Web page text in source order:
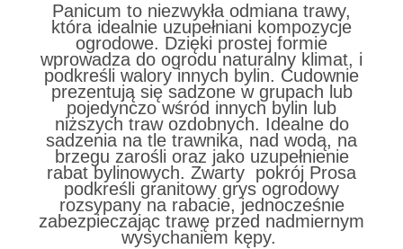
Panicum to niezwykła odmiana trawy,
która idealnie uzupełniani kompozycje
ogrodowe. Dzięki prostej formie
wprowadza do ogrodu naturalny klimat, i
podkreśli walory innych bylin. Cudownie
prezentują się sadzone w grupach lub
pojedynczo wśród innych bylin lub
niższych traw ozdobnych. Idealne do
sadzenia na tle trawnika, nad wodą, na
brzegu zarośli oraz jako uzupełnienie
rabat bylinowych. Zwarty pokrój Prosa
podkreśli granitowy grys ogrodowy
rozsypany na rabacie, jednocześnie
zabezpieczając trawę przed nadmiernym
wysychaniem kępy.